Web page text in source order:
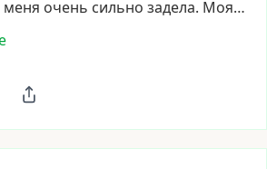
меня очень сильно задела. Моя…